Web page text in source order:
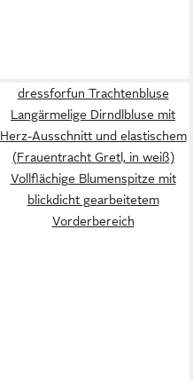
dressforfun Trachtenbluse
Langärmelige Dirndlbluse mit
Herz-Ausschnitt und elastischem
(Frauentracht Gretl, in weiß)
Vollflächige Blumenspitze mit
blickdicht gearbeitetem
Vorderbereich